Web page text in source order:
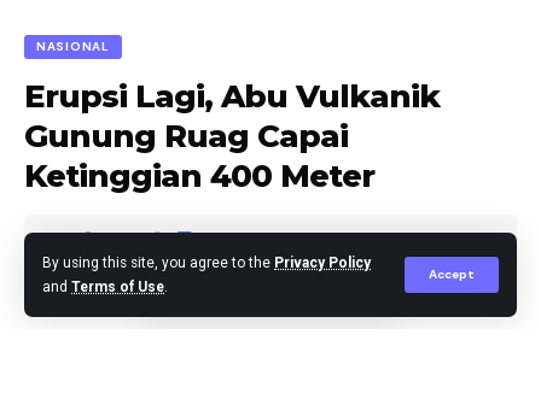
By using this site, you agree to the Privacy Policy
and Terms of Use.
Accept
NASIONAL
Erupsi Lagi, Abu Vulkanik
Gunung Ruag Capai
Ketinggian 400 Meter
Editor Published April 20, 2024